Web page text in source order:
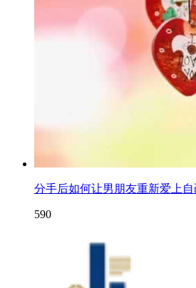
分手后如何让男朋友重新爱上自
590